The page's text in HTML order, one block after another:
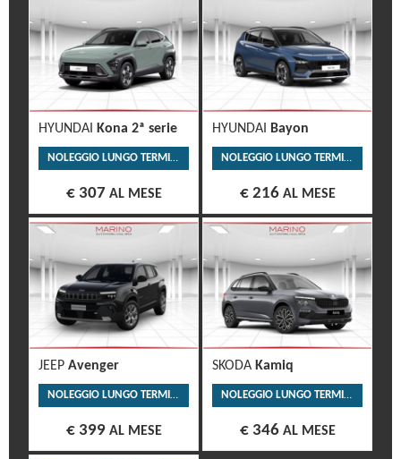
HYUNDAI Kona 2ª serie
NOLEGGIO LUNGO TERMINE
€ 307 AL MESE
HYUNDAI Bayon
NOLEGGIO LUNGO TERMINE
€ 216 AL MESE
JEEP Avenger
NOLEGGIO LUNGO TERMINE
€ 399 AL MESE
SKODA Kamiq
NOLEGGIO LUNGO TERMINE
€ 346 AL MESE